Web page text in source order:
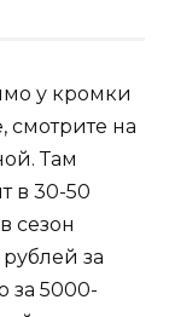
у кромки
смотрите на
Там
в 30-50
сезон
за
за 5000-